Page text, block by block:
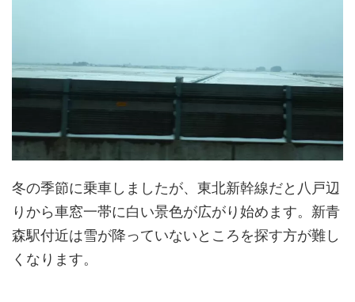
冬の季節に乗車しましたが、東北新幹線だと八戸辺
りから車窓一帯に白い景色が広がり始めます。新青
森駅付近は雪が降っていないところを探す方が難し
くなります。